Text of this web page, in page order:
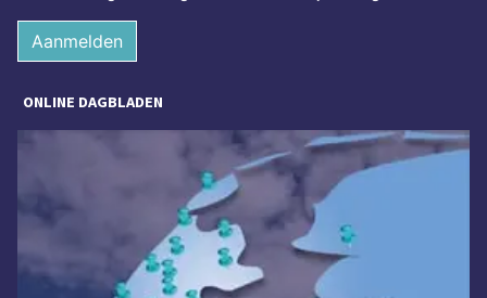
Aanmelden
ONLINE DAGBLADEN